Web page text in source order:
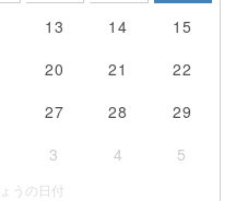
13 14
15
20 21
22
27 28
29
3 4 5
うの日付